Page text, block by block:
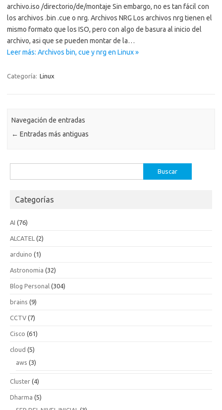
archivo.iso /directorio/de/montaje Sin embargo, no es tan fácil con
los archivos .bin .cue o nrg. Archivos NRG Los archivos nrg tienen el
mismo formato que los ISO, pero con algo de basura al inicio del
archivo, asi que se pueden montar de la…
Leer más: Archivos bin, cue y nrg en Linux »
Categoría: Linux
Navegación de entradas
← Entradas más antiguas
Categorías
AI (76)
ALCATEL (2)
arduino (1)
Astronomia (32)
Blog Personal (304)
brains (9)
CCTV (7)
Cisco (61)
cloud (5)
aws (3)
Cluster (4)
Dharma (5)